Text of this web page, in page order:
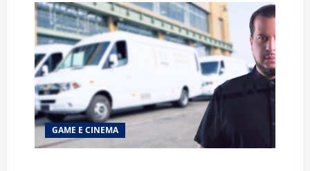
Brasil
lança
a
produção
original
“Estação
Oswaldo
GAME E CINEMA